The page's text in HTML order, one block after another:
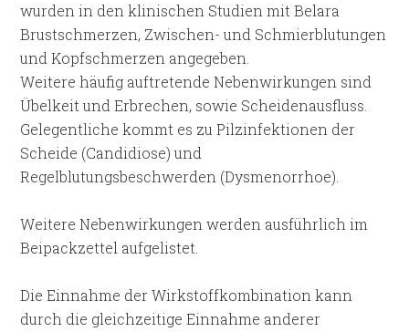
wurden in den klinischen Studien mit Belara
Brustschmerzen, Zwischen- und Schmierblutungen
und Kopfschmerzen angegeben.
Weitere häufig auftretende Nebenwirkungen sind
Übelkeit und Erbrechen, sowie Scheidenausfluss.
Gelegentliche kommt es zu Pilzinfektionen der
Scheide (Candidiose) und
Regelblutungsbeschwerden (Dysmenorrhoe).
Weitere Nebenwirkungen werden ausführlich im
Beipackzettel aufgelistet.
Die Einnahme der Wirkstoffkombination kann
durch die gleichzeitige Einnahme anderer